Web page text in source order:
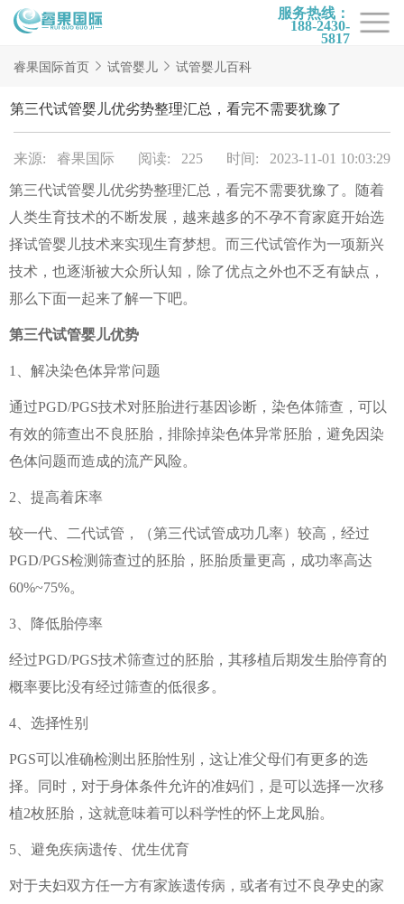
服务热线：
188-2430-
5817
首页
试管项目
试管百科
试管医院
睿果国际
睿果国际首页 试管婴儿 试管婴儿百科
第三代试管婴儿优劣势整理汇总，看完不需要犹豫了
来源: 睿果国际 阅读: 225 时间: 2023-11-01 10:03:29
第三代试管婴儿优劣势整理汇总，看完不需要犹豫了。随着
人类生育技术的不断发展，越来越多的不孕不育家庭开始选
择试管婴儿技术来实现生育梦想。而三代试管作为一项新兴
技术，也逐渐被大众所认知，除了优点之外也不乏有缺点，
那么下面一起来了解一下吧。
第三代试管婴儿优势
1、解决染色体异常问题
通过PGD/PGS技术对胚胎进行基因诊断，染色体筛查，可以
有效的筛查出不良胚胎，排除掉染色体异常胚胎，避免因染
色体问题而造成的流产风险。
2、提高着床率
较一代、二代试管，（第三代试管成功几率）较高，经过
PGD/PGS检测筛查过的胚胎，胚胎质量更高，成功率高达
60%~75%。
3、降低胎停率
经过PGD/PGS技术筛查过的胚胎，其移植后期发生胎停育的
概率要比没有经过筛查的低很多。
4、选择性别
PGS可以准确检测出胚胎性别，这让准父母们有更多的选
择。同时，对于身体条件允许的准妈们，是可以选择一次移
植2枚胚胎，这就意味着可以科学性的怀上龙凤胎。
5、避免疾病遗传、优生优育
对于夫妇双方任一方有家族遗传病，或者有过不良孕史的家